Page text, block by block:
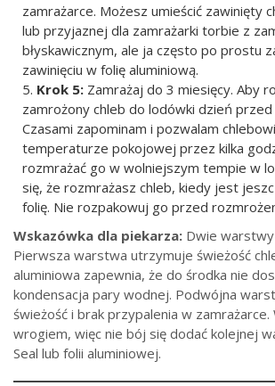
zamrażarce. Możesz umieścić zawinięty
lub przyjaznej dla zamrażarki torbie z
błyskawicznym, ale ja często po prostu
zawinięciu w folię aluminiową.
Krok 5: Zamrażaj do 3 miesięcy. Aby
zamrożony chleb do lodówki dzień przed
Czasami zapominam i pozwalam
temperaturze pokojowej przez kilka
rozmrażać go w wolniejszym tempie w
się, że rozmrażasz chleb, kiedy jest
folię. Nie rozpakowuj go przed
Wskazówka dla piekarza: Dwie
Pierwsza warstwa utrzymuje świeżość
aluminiowa zapewnia, że do środka nie
kondensacja pary wodnej. Podwójna
świeżość i brak przypalenia w
wrogiem, więc nie bój się dodać kolejnej
Seal lub folii aluminiowej.